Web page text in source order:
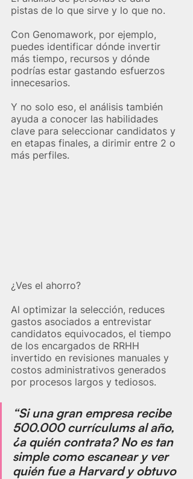
pistas de lo que sirve y lo que no.
Con Genomawork, por ejemplo,
puedes identificar dónde invertir
más tiempo, recursos y dónde
podrías estar gastando esfuerzos
innecesarios.
Y no solo eso, el análisis también
ayuda a conocer las habilidades
clave para seleccionar candidatos y
en etapas finales, a dirimir entre 2 o
más perfiles.
¿Ves el ahorro?
Al optimizar la selección, reduces
gastos asociados a entrevistar
candidatos equivocados, el tiempo
de los encargados de RRHH
invertido en revisiones manuales y
costos administrativos generados
por procesos largos y tediosos.
“Si una gran empresa recibe
500.000 currículums al año,
¿a quién contrata? No es tan
simple como escanear y ver
quién fue a Harvard y obtuvo